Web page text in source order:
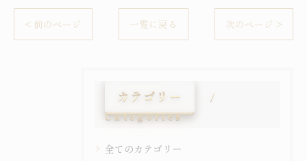
< 前のページ 一覧に戻る 次のページ >
カテゴリー
Categories
全てのカテゴリー